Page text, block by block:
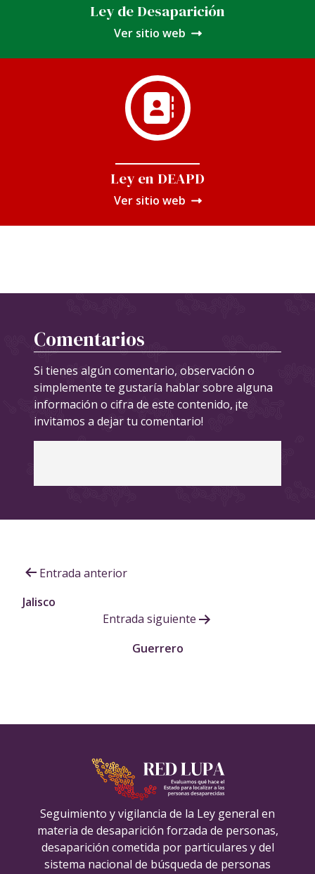
Ley de Desaparición
Ver sitio web
Ley en DEAPD
Ver sitio web
Comentarios
Si tienes algún comentario, observación o
simplemente te gustaría hablar sobre alguna
información o cifra de este contenido, ¡te
invitamos a dejar tu comentario!
Navegación
de
Entrada anterior
Jalisco
Entrada siguiente
Guerrero
Seguimiento y vigilancia de la Ley general en
materia de desaparición forzada de personas,
desaparición cometida por particulares y del
sistema nacional de búsqueda de personas